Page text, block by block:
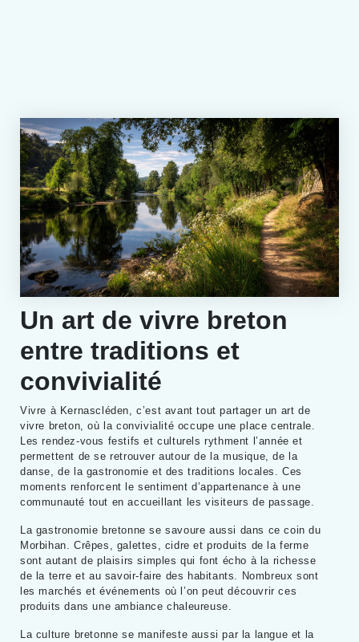
Un art de vivre breton
entre traditions et
convivialité
Vivre à Kernascléden, c’est avant tout partager un art de
vivre breton, où la convivialité occupe une place centrale.
Les rendez-vous festifs et culturels rythment l’année et
permettent de se retrouver autour de la musique, de la
danse, de la gastronomie et des traditions locales. Ces
moments renforcent le sentiment d’appartenance à une
communauté tout en accueillant les visiteurs de passage.
La gastronomie bretonne se savoure aussi dans ce coin du
Morbihan. Crêpes, galettes, cidre et produits de la ferme
sont autant de plaisirs simples qui font écho à la richesse
de la terre et au savoir-faire des habitants. Nombreux sont
les marchés et événements où l’on peut découvrir ces
produits dans une ambiance chaleureuse.
La culture bretonne se manifeste aussi par la langue et la